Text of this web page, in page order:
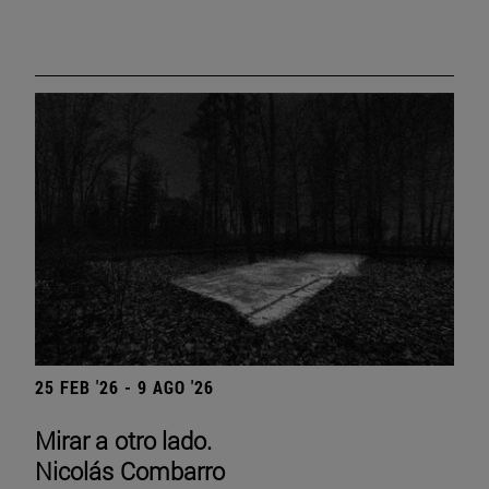
25 FEB '26 - 9 AGO '26
Mirar a otro lado.
Nicolás Combarro